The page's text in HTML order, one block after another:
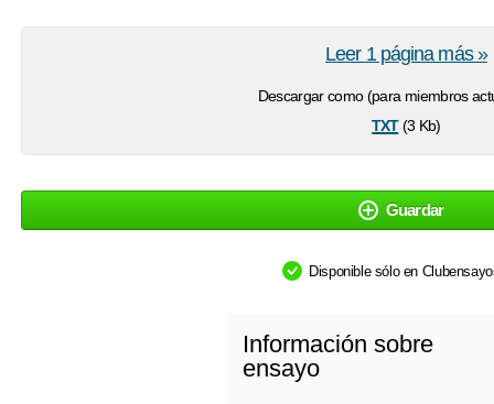
Descargar como (para miembros
txt(3 Kb)
Leer 1 página más »
Guardar
Disponible sólo en
Información sobre
ensayo